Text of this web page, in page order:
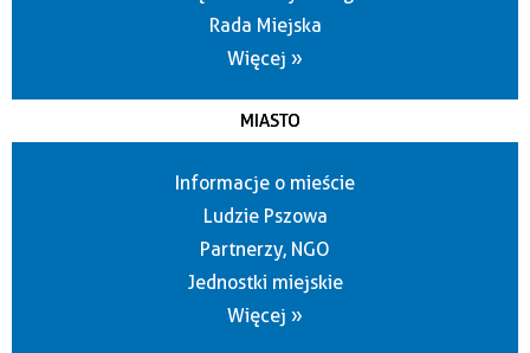
Rada Miejska
Więcej »
MIASTO
Informacje o mieście
Ludzie Pszowa
Partnerzy, NGO
Jednostki miejskie
Więcej »